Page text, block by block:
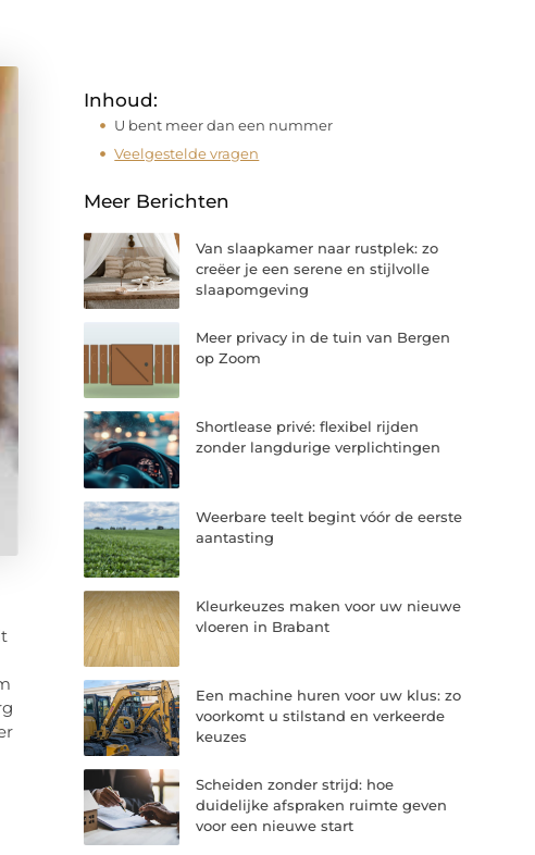
Inhoud:
U bent meer dan een nummer
Veelgestelde vragen
Meer Berichten
Van slaapkamer naar rustplek: zo
creëer je een serene en stijlvolle
slaapomgeving
Meer privacy in de tuin van Bergen
op Zoom
Shortlease privé: flexibel rijden
zonder langdurige verplichtingen
Weerbare teelt begint vóór de eerste
aantasting
Kleurkeuzes maken voor uw nieuwe
vloeren in Brabant
Een machine huren voor uw klus: zo
voorkomt u stilstand en verkeerde
keuzes
Scheiden zonder strijd: hoe
duidelijke afspraken ruimte geven
voor een nieuwe start